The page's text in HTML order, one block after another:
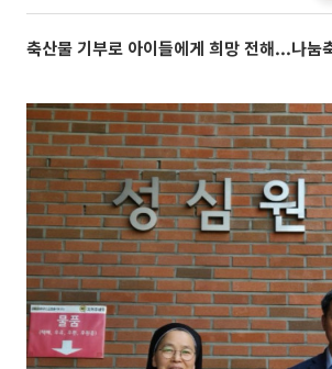
축산물 기부로 아이들에게 희망 전해...나눔